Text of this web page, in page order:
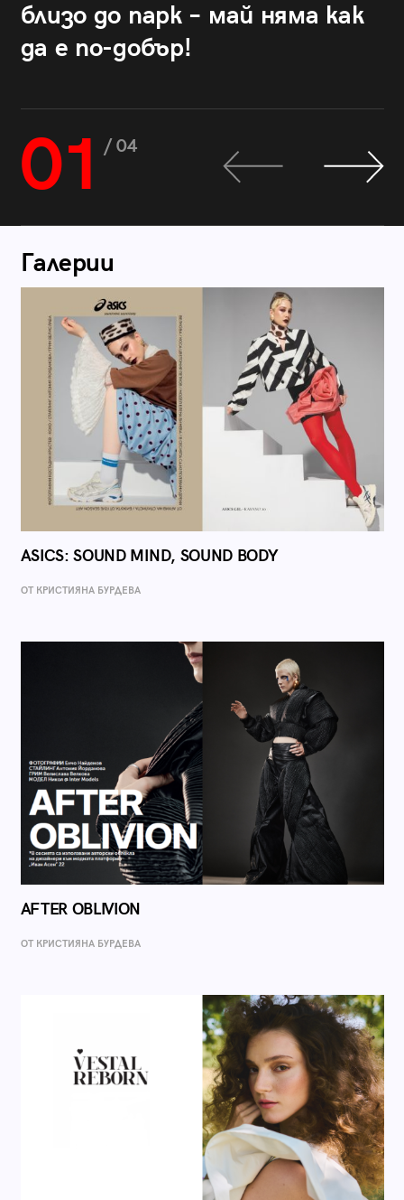
близо до парк – май няма как
да е по-добър!
01 / 04
Галерии
ASICS: SOUND MIND, SOUND BODY
ОТ КРИСТИЯНА БУРДЕВА
AFTER OBLIVION
ОТ КРИСТИЯНА БУРДЕВА